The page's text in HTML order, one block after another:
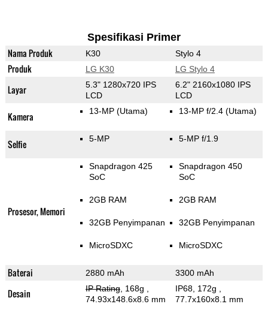
Spesifikasi Primer
Nama Produk K30 Stylo 4
Produk LG K30 LG Stylo 4
Layar
5.3" 1280x720 IPS
LCD
6.2" 2160x1080 IPS
LCD
Kamera 13-MP (Utama) 13-MP f/2.4 (Utama)
Selfie 5-MP 5-MP f/1.9
Prosesor, Memori
Snapdragon 425
SoC
2GB RAM
32GB Penyimpanan
MicroSDXC
Snapdragon 450
SoC
2GB RAM
32GB Penyimpanan
MicroSDXC
Baterai 2880 mAh 3300 mAh
Desain IP Rating, 168g
74.93x148.6x8.6 mm
IP68, 172g
77.7x160x8.1 mm